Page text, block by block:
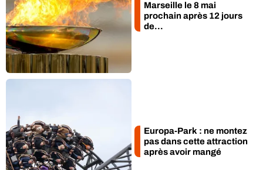
Marseille le 8 mai
prochain après 12 jours
de...
Europa-Park : ne montez
pas dans cette attraction
après avoir mangé